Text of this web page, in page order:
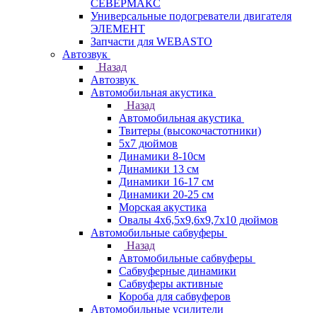
СЕВЕРМАКС
Универсальные подогреватели двигателя
ЭЛЕМЕНТ
Запчасти для WEBASTO
Автозвук
Назад
Автозвук
Автомобильная акустика
Назад
Автомобильная акустика
Твитеры (высокочастотники)
5x7 дюймов
Динамики 8-10см
Динамики 13 см
Динамики 16-17 см
Динамики 20-25 см
Морская акустика
Овалы 4х6,5х9,6x9,7х10 дюймов
Автомобильные сабвуферы
Назад
Автомобильные сабвуферы
Сабвуферные динамики
Сабвуферы активные
Короба для сабвуферов
Автомобильные усилители